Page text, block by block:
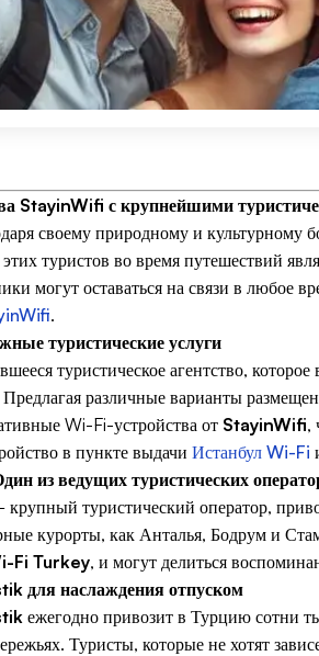
StayinWifi с крупнейшими
своему природному и
туристов во время путешествий
могут оставаться на связи в любое
.
туристические услуги
туристическое агентство,
различные варианты
Wi-Fi-устройства от StayinWifi,
в пункте выдачи Истанбул Wi-Fi
из ведущих туристических
туристический оператор,
курорты, как Анталья, Бодрум и
Fi Turkey, и могут делиться
для наслаждения отпуском
ежегодно привозит в Турцию сотни
Туристы, которые не хотят